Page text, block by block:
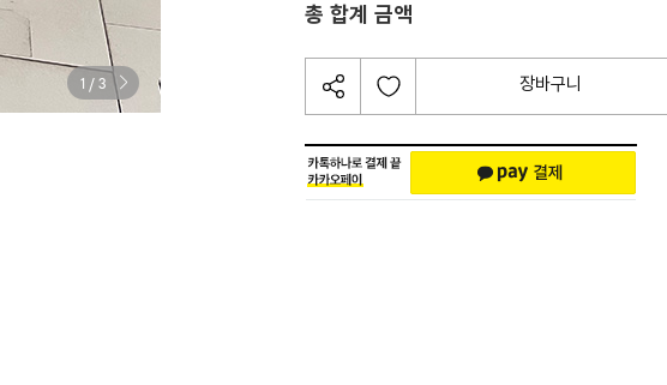
1 /3
총 합계 금액
장바구니